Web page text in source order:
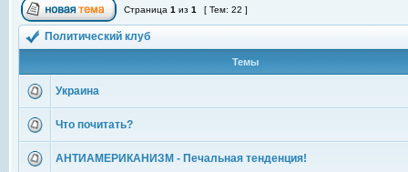
Страница 1 из 1 [ Тем: 22 ]
Политический клуб
Темы
Украина
Что почитать?
АНТИАМЕРИКАНИЗМ - Печальная тенденция!